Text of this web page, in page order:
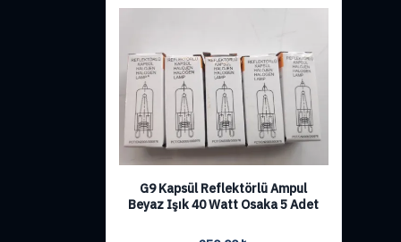
G9 Kapsül Reflektörlü Ampul
Beyaz Işık 40 Watt Osaka 5 Adet